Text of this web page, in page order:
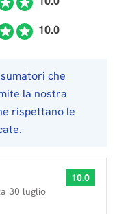
10.0
che
la nostra
rispettano le
30 luglio
10.0